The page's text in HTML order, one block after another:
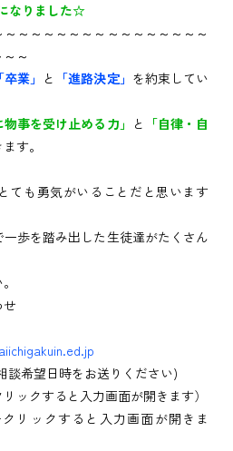
なりました☆
～～～～～～～～～～～～～～～
～
「卒業」 と 「進路決定」 を約束してい
物事を受け止める力」 と 「自律・自
す。
ても勇気がいることだと思います
歩を踏み出した生徒達がたくさん
談希望日時をお送りください)
リックすると入力画面が開きます）
クリックすると入力画面が開きま